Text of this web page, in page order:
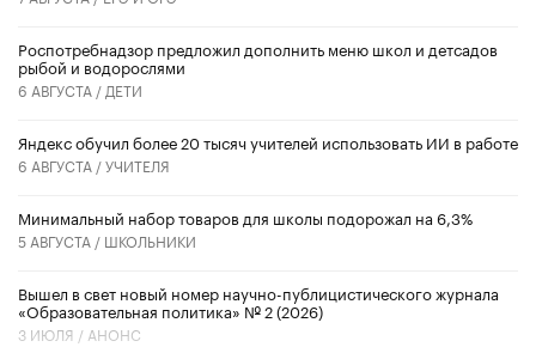
Роспотребнадзор предложил дополнить меню школ и детсадов
рыбой и водорослями
6 АВГУСТА / ДЕТИ
​Яндекс обучил более 20 тысяч учителей использовать ИИ в работе
6 АВГУСТА /УЧИТЕЛЯ
Минимальный набор товаров для школы подорожал на 6,3%
5 АВГУСТА / ШКОЛЬНИКИ
Вышел в свет новый номер научно-публицистического журнала
«Образовательная политика» № 2 (2026)
3 ИЮЛЯ / АНОНС